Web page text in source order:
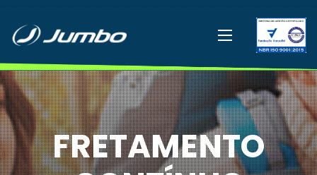
FRETAMENTO